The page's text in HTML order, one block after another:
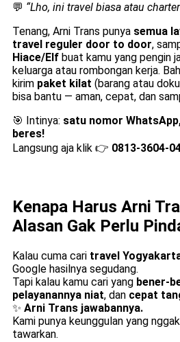
💬 “Lho, ini travel biasa atau
Tenang, Arni Trans punya semua
travel reguler door to door,
Hiace/Elf buat kamu yang pengin
keluarga atau rombongan kerja.
kirim paket kilat (barang atau
bisa bantu — aman, cepat, dan
🎯 Intinya: satu nomor
beres!
Langsung aja klik 👉 0813-3604-
Kenapa Harus Arni
Alasan Gak Perlu
Kalau cuma cari travel
Google hasilnya segudang.
Tapi kalau kamu cari yang bener-
pelayanannya niat, dan cepat
✨ Arni Trans jawabannya.
Kami punya keunggulan yang
tawarkan.